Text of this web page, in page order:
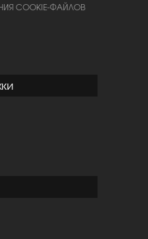
COOKIE-ФАЙЛОВ